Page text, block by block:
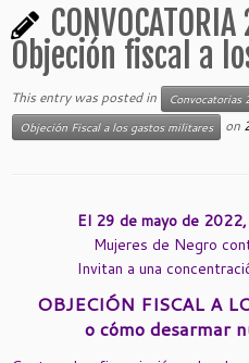
Objeción fiscal a
This entry was posted in
Convocatorias
Objeción Fiscal a los gastos militares
on
El 29 de mayo de
Mujeres de Negro
Invitan a una
OBJECIÓN FISCAL A
o cómo desarmar